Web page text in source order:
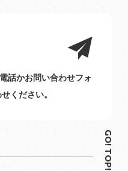
話かお問い合わせフォ
ください。
GO! TOP!
GO! TOP!